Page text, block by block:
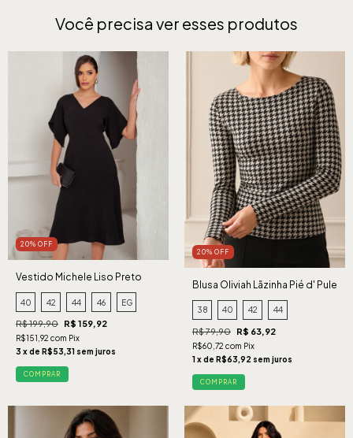
Você precisa ver esses produtos
20% OFF
Vestido Michele Liso Preto
40 42 44 46 EG
R$ 199,90 R$ 159,92
R$151,92 com Pix
3 x de R$53,31 sem juros
COMPRAR
20% OFF
Blusa Oliviah Lãzinha Pié d' Pule
38 40 42 44
R$ 79,90 R$ 63,92
R$60,72 com Pix
1 x de R$63,92 sem juros
COMPRAR